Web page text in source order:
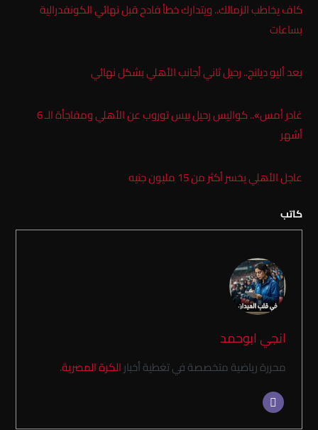
كاف يخاطب الزمالك.. ويتدارك خطأ فادح قبل نهائي الكونفدرالية
بساعات
بعد أليو ديانج.. رحيل ثاني أجانب الأهلي بشكل نهائي
غادر أمس».. كواليس رحيل ييس توروب عن الأهلي ومفاجأة الـ 6
أشهر
عاجل الأهلي يخسر أكثر من 15 مليون جنيه
كاتب
انجي ابوحمد
محررة رياضية متخصصة في تغطية أخبارالكرة المصرية.